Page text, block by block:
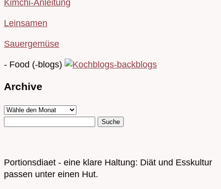
Kimchi-Anleitung
Leinsamen
Sauergemüse
- Food (-blogs)
Archive
Portionsdiaet - eine klare Haltung: Diät und Esskultur
passen unter einen Hut.